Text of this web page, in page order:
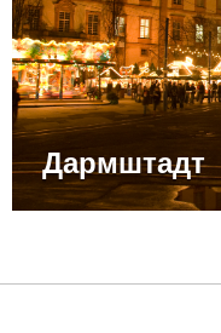
Дармштадт